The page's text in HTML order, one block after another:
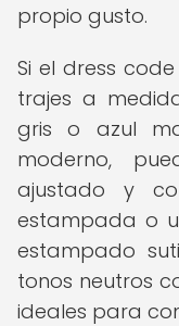
propio gusto.
Si el dress
trajes a
gris o azul
moderno,
ajustado y
estampada o
estampado
tonos neutros
ideales para